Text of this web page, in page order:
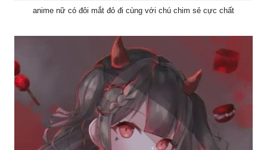
anime nữ có đôi mắt đỏ đi cùng với chú chim sẻ cực chất